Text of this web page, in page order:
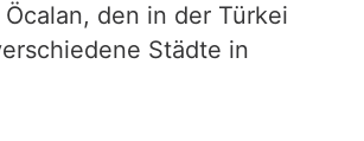
den in der Türkei
Städte in